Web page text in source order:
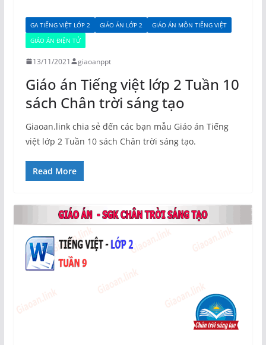
GA TIẾNG VIỆT LỚP 2 GIÁO ÁN LỚP 2
GIÁO ÁN MÔN TIẾNG VIỆT
GIÁO ÁN ĐIỆN TỬ
13/11/2021 giaoanppt
Giáo án Tiếng việt lớp 2 Tuần 10
sách Chân trời sáng tạo
Giaoan.link chia sẻ đến các bạn mẫu Giáo án Tiếng
việt lớp 2 Tuần 10 sách Chân trời sáng tạo.
Read More